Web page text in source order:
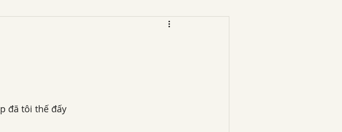
đã tôi thế đấy